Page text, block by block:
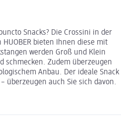
Snacks? Die Crossini in der
bieten Ihnen diese mit
werden Groß und Klein
schmecken. Zudem überzeugen
Anbau. Der ideale Snack
überzeugen auch Sie sich davon.